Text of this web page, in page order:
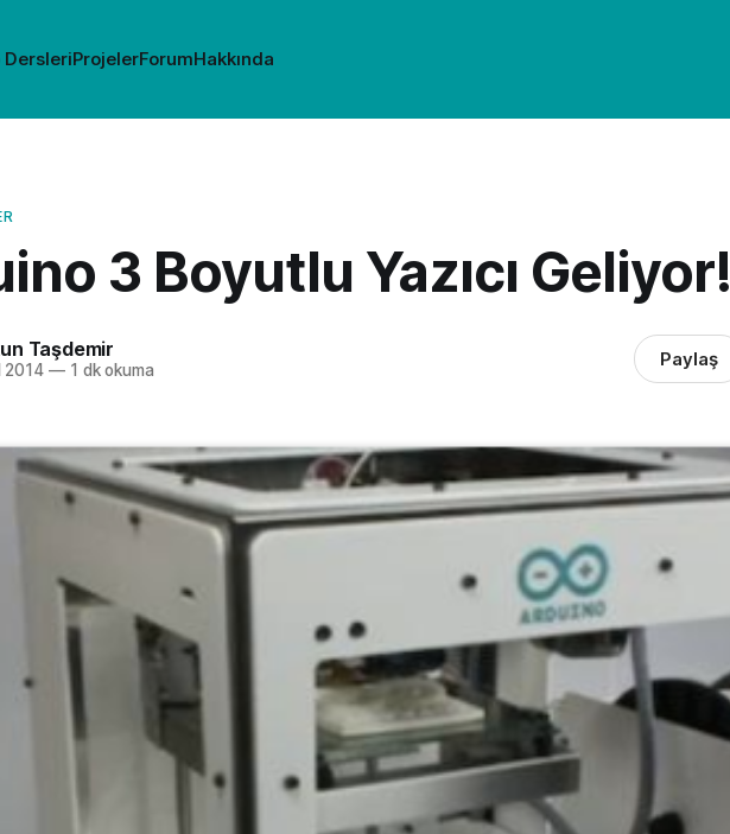
ProjelerForumHakkında
3 Boyutlu Yazıcı Geliyor!
Taşdemir
2014 —1 dk okuma Paylaş